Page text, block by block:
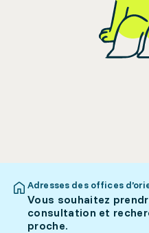
Adresses des offices
Vous souhaitez
consultation et
proche.